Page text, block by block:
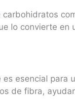
lo convierte
es esencial para
de fibra,